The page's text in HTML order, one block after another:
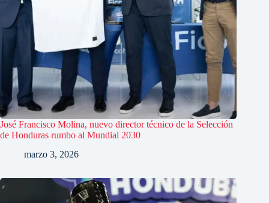
José Francisco Molina, nuevo director técnico de la Selección
de Honduras rumbo al Mundial 2030
marzo 3, 2026